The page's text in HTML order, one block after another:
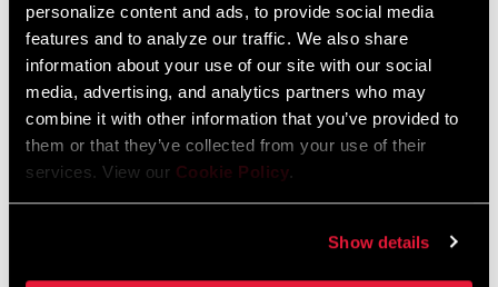
personalize content and ads, to provide social media
features and to analyze our traffic. We also share
information about your use of our site with our social
media, advertising, and analytics partners who may
combine it with other information that you’ve provided to
them or that they’ve collected from your use of their
services. View our Cookie Policy.
Show details
Wir empfehlen dir, deinen Fahrradladen vor Ort - insbesondere